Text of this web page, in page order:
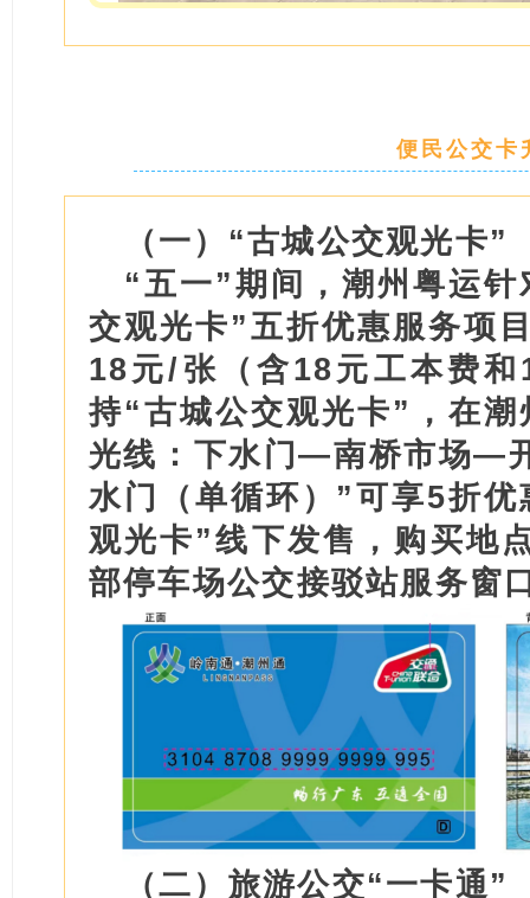
便民公交卡
（一）“古城公交观光卡”
“五一”期间，潮州粤运
交观光卡”五折优惠服务项
18元/张（含18元工本费
持“古城公交观光卡”，在
光线：下水门—南桥市场—
水门（单循环）”可享5折
观光卡”线下发售，购买地
部停车场公交接驳站服务窗
（二）旅游公交“一卡通”